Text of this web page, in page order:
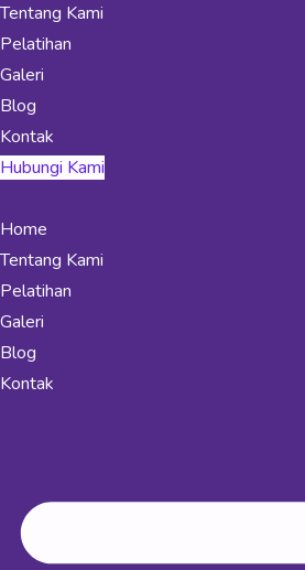
Tentang Kami
Pelatihan
Galeri
Blog
Kontak
Hubungi Kami
Home
Tentang Kami
Pelatihan
Galeri
Blog
Kontak